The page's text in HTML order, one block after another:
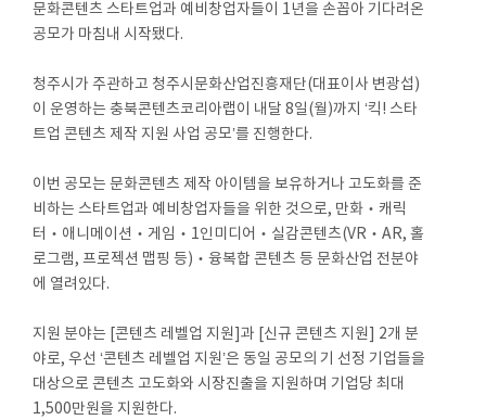
문화콘텐츠 스타트업과 예비창업자들이 1년을 손꼽아 기다려온
공모가 마침내 시작됐다.
청주시가 주관하고 청주시문화산업진흥재단(대표이사 변광섭)
이 운영하는 충북콘텐츠코리아랩이 내달 8일(월)까지 ‘킥! 스타
트업 콘텐츠 제작 지원 사업 공모’를 진행한다.
이번 공모는 문화콘텐츠 제작 아이템을 보유하거나 고도화를 준
비하는 스타트업과 예비창업자들을 위한 것으로, 만화‧캐릭
터‧애니메이션‧게임‧1인미디어‧실감콘텐츠(VR‧AR, 홀
로그램, 프로젝션 맵핑 등)‧융복합 콘텐츠 등 문화산업 전분야
에 열려있다.
지원 분야는 [콘텐츠 레벨업 지원]과 [신규 콘텐츠 지원] 2개 분
야로, 우선 ‘콘텐츠 레벨업 지원’은 동일 공모의 기 선정 기업들을
대상으로 콘텐츠 고도화와 시장진출을 지원하며 기업당 최대
1,500만원을 지원한다.